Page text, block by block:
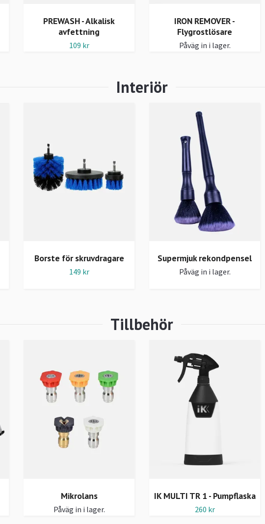
PREWASH - Alkalisk
avfettning
109 kr
IRON REMOVER -
Flygrostlösare
Påväg in i lager.
Borste för skruvdragare
149 kr
Supermjuk rekondpensel
Påväg in i lager.
Mikrolans
Påväg in i lager.
IK MULTI TR 1 - Pumpflaska
260 kr